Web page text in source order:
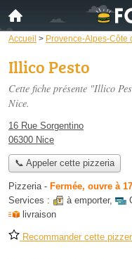
Accueil > Provence-Alpes-Côte
Illico Pesto
Cette fiche présente "Illico
Nice.
16 Rue Sorgentino
06300 Nice
📞 Appeler cette pizzeria
Pizzeria- Fermée, ouvre à
Services :
à emporter,
livraison
Recommander cette